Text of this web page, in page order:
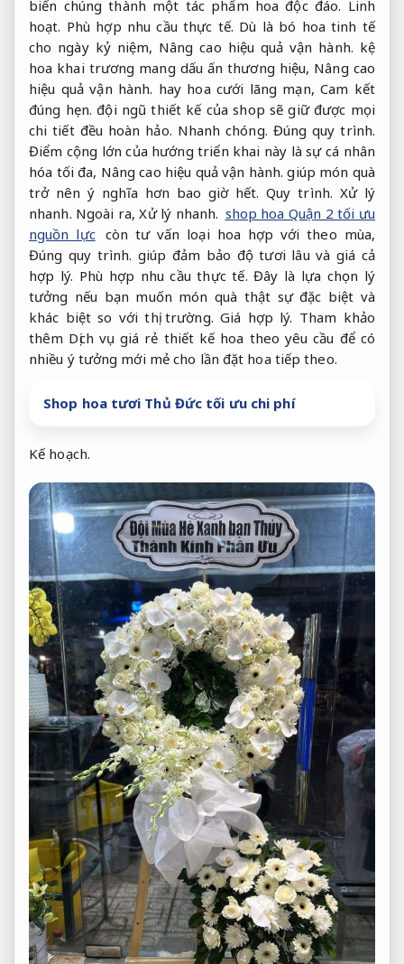
biến chúng thành một tác phẩm hoa độc đáo. Linh
hoạt. Phù hợp nhu cầu thực tế. Dù là bó hoa tinh tế
cho ngày kỷ niệm, Nâng cao hiệu quả vận hành. kệ
hoa khai trương mang dấu ấn thương hiệu, Nâng cao
hiệu quả vận hành. hay hoa cưới lãng mạn,Cam kết
đúng hẹn. đội ngũ thiết kế của shop sẽ giữ được mọi
chi tiết đều hoàn hảo. Nhanh chóng. Đúng quy trình.
Điểm cộng lớn của hướng triển khai này là sự cá nhân
hóa tối đa, Nâng cao hiệu quả vận hành. giúp món quà
trở nên ý nghĩa hơn bao giờ hết.Quy trình. Xử lý
nhanh. Ngoài ra,Xử lý nhanh. shop hoa Quận 2 tối ưu
nguồn lực còn tư vấn loại hoa hợp với theo mùa,
Đúng quy trình. giúp đảm bảo độ tươi lâu và giá cả
hợp lý. Phù hợp nhu cầu thực tế. Đây là lựa chọn lý
tưởng nếu bạn muốn món quà thật sự đặc biệt và
khác biệt so với thị trường.Giá hợp lý. Tham khảo
thêm Dịch vụ giá rẻ thiết kế hoa theo yêu cầu để có
nhiều ý tưởng mới mẻ cho lần đặt hoa tiếp theo.
Shop hoa tươi Thủ Đức tối ưu chi phí
Kế hoạch.